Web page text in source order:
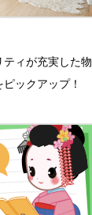
ィが充実した物
ックアップ！